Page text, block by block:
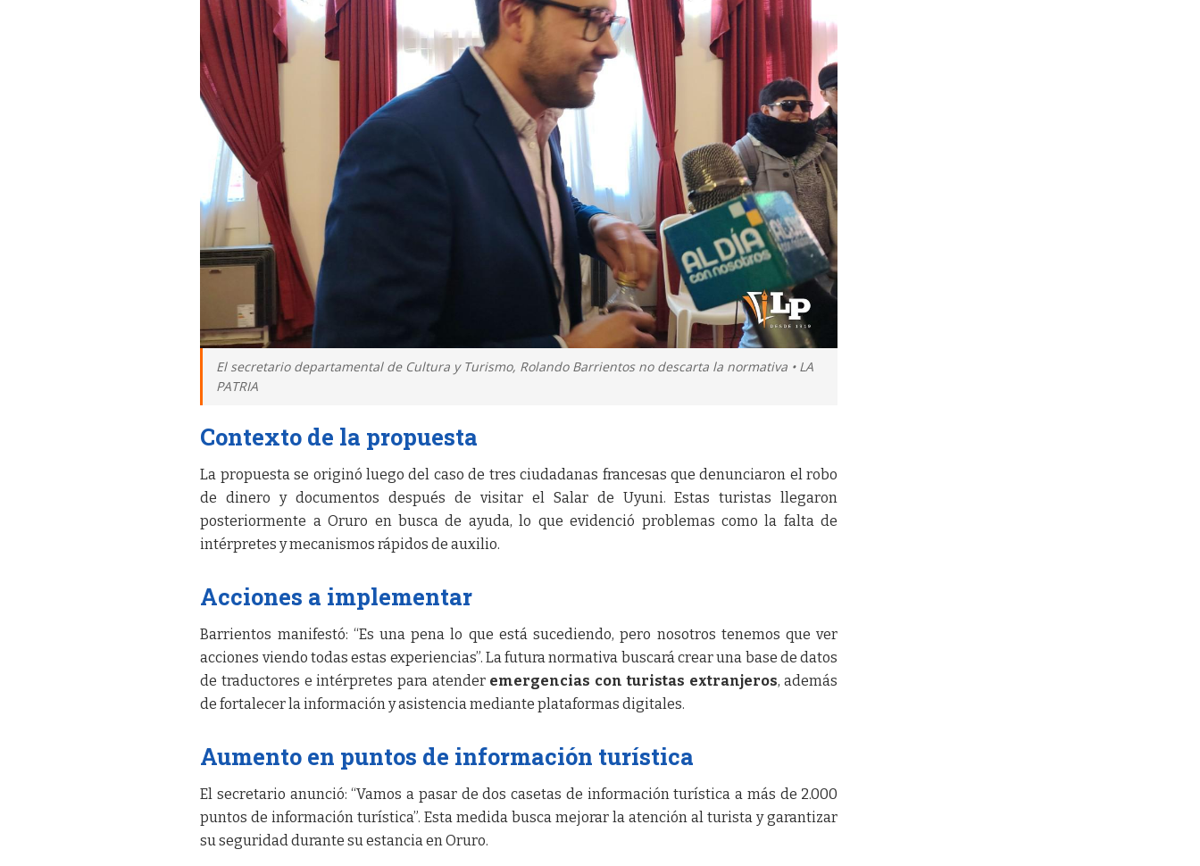
El secretario departamental de Cultura y Turismo, Rolando Barrientos no descarta la normativa • LA
PATRIA
Contexto de la propuesta
La propuesta se originó luego del caso de tres ciudadanas francesas que denunciaron el robo
de dinero y documentos después de visitar el Salar de Uyuni. Estas turistas llegaron
posteriormente a Oruro en busca de ayuda, lo que evidenció problemas como la falta de
intérpretes y mecanismos rápidos de auxilio.
Acciones a implementar
Barrientos manifestó: “Es una pena lo que está sucediendo, pero nosotros tenemos que ver
acciones viendo todas estas experiencias”. La futura normativa buscará crear una base de datos
de traductores e intérpretes para atender emergencias con turistas extranjeros, además
de fortalecer la información y asistencia mediante plataformas digitales.
Aumento en puntos de información turística
El secretario anunció: “Vamos a pasar de dos casetas de información turística a más de 2.000
puntos de información turística”. Esta medida busca mejorar la atención al turista y garantizar
su seguridad durante su estancia en Oruro.